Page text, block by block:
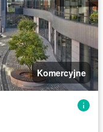
Komercyjne